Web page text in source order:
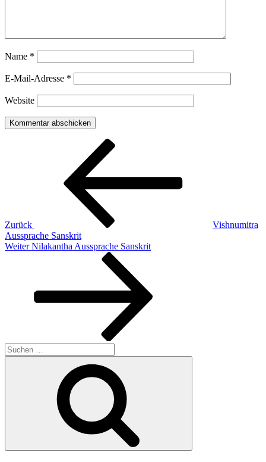
Name *
E-Mail-Adresse *
Website
Beitragsnavigation
Zurück
Vishnumitra
Aussprache Sanskrit
Nächster
Weiter Nilakantha Aussprache Sanskrit
Suchen
nach: